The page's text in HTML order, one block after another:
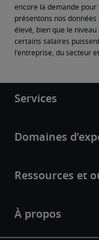
encore la demande
présentons nos
élevé, bien que le
certains salaires
l'entreprise, du secteur